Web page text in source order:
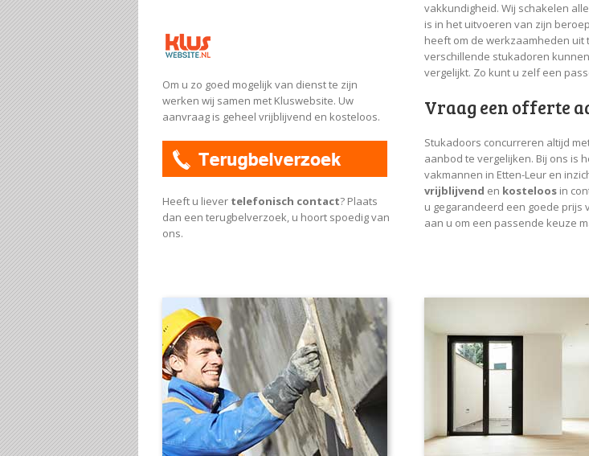
Om u zo goed mogelijk van dienst te zijn
werken wij samen met Kluswebsite. Uw
aanvraag is geheel vrijblijvend en kosteloos.
Heeft u liever telefonisch contact? Plaats
dan een terugbelverzoek, u hoort spoedig van
ons.
vakkundigheid. Wij schakelen
is in het uitvoeren van zijn
heeft om de werkzaamheden
verschillende stukadoren
vergelijkt. Zo kunt u zelf een
Vraag een offerte
Stukadoors concurreren altijd
aanbod te vergelijken. Bij ons is
vakmannen in Etten-Leur en
vrijblijvend en kosteloosin
u gegarandeerd een goede prijs
aan u om een passende keuze